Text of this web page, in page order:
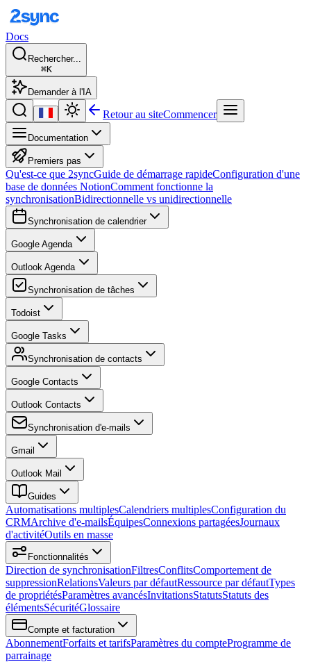
Docs
Rechercher...
⌘K
Demander à l'IA
Retour au siteCommencer
Documentation
Premiers pas
Qu'est-ce que 2syncGuide de démarrage rapideConfiguration d'une
base de données NotionComment fonctionne la
synchronisationBidirectionnelle vs unidirectionnelle
Synchronisation de calendrier
Google Agenda
Outlook Agenda
Synchronisation de tâches
Todoist
Google Tasks
Synchronisation de contacts
Google Contacts
Outlook Contacts
Synchronisation d'e-mails
Gmail
Outlook Mail
Guides
Automatisations multiplesCalendriers multiplesConfiguration du
CRMArchive d'e-mailsÉquipesConnexions partagéesJournaux
d'activitéOutils en masse
Fonctionnalités
Direction de synchronisationFiltresConflitsComportement de
suppressionRelationsValeurs par défautRessource par défautTypes
de propriétésParamètres avancésInvitationsStatutsStatuts des
élémentsSécuritéGlossaire
Compte et facturation
AbonnementForfaits et tarifsParamètres du compteProgramme de
parrainage